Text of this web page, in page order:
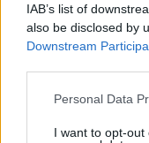
IAB’s list of
also be disclosed by
Downstream
Please note that this
not limited to your
Personal Data
I want to opt-